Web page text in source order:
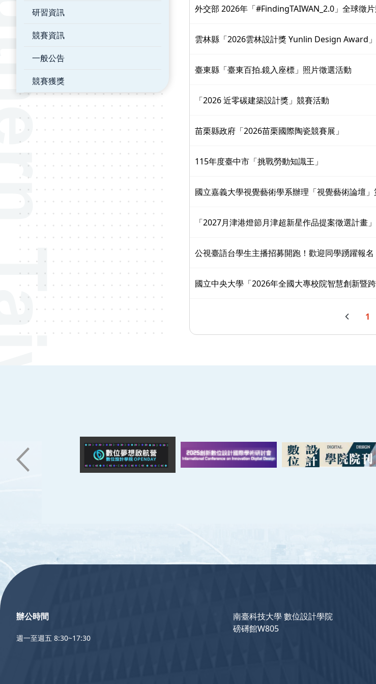
研習資訊
競賽資訊
一般公告
競賽獲獎
外交部 2026年「#FindingTAIWAN_2.0」全球徵
雲林縣「2026雲林設計獎 Yunlin Design Award」
臺東縣「臺東百拍.鏡入座標」照片徵選活動
「2026 近零碳建築設計獎」競賽活動
苗栗縣政府「2026苗栗國際陶瓷競賽展」
115年度臺中市「挑戰勞動知識王」
國立嘉義大學視覺藝術學系辦理「視覺藝術論壇
「2027月津港燈節月津超新星作品提案徵選計畫」
公視臺語台學生主播招募開跑！歡迎同學踴躍報名
國立中央大學「2026年全國大專校院智慧創新暨
1
:::
南臺科技大學 數位設計學院
磅礡館W805
辦公時間
週一至週五 8:30~17:30